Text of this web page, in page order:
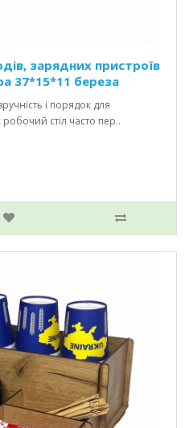
зарядних пристроїв
37*15*11 береза
і порядок для
стіл часто пер..